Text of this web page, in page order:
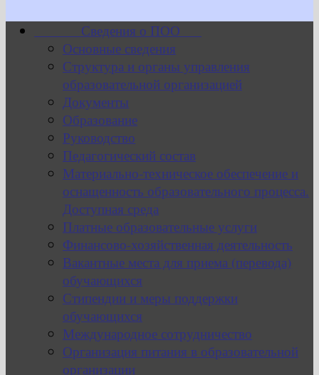
Сведения о ПОО
Основные сведения
Структура и органы управления
образовательной организацией
Документы
Образование
Руководство
Педагогический состав
Материально-техническое обеспечение и
оснащенность образовательного процесса.
Доступная среда
Платные образовательные услуги
Финансово-хозяйственная деятельность
Вакантные места для приема (перевода)
обучающихся
Стипендии и меры поддержки
обучающихся
Международное сотрудничество
Организация питания в образовательной
организации